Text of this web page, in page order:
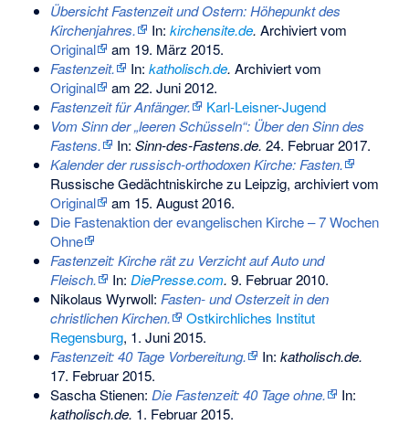
Übersicht Fastenzeit und Ostern: Höhepunkt des
Kirchenjahres.
In: kirchensite.de. Archiviert vom
Original
am 19. März 2015.
Fastenzeit.
In: katholisch.de. Archiviert vom
Original
am 22. Juni 2012.
Fastenzeit für Anfänger.
Karl-Leisner-Jugend
Vom Sinn der „leeren Schüsseln“: Über den Sinn des
Fastens.
In: Sinn-des-Fastens.de. 24. Februar 2017.
Kalender der russisch-orthodoxen Kirche: Fasten.
Russische Gedächtniskirche zu Leipzig, archiviert vom
Original
am 15. August 2016.
Die Fastenaktion der evangelischen Kirche – 7 Wochen
Ohne
Fastenzeit: Kirche rät zu Verzicht auf Auto und
Fleisch.
In: DiePresse.com. 9. Februar 2010.
Nikolaus Wyrwoll: Fasten- und Osterzeit in den
christlichen Kirchen.
Ostkirchliches Institut
Regensburg, 1. Juni 2015.
Fastenzeit: 40 Tage Vorbereitung.
In: katholisch.de.
17. Februar 2015.
Sascha Stienen: Die Fastenzeit: 40 Tage ohne.
In:
katholisch.de. 1. Februar 2015.